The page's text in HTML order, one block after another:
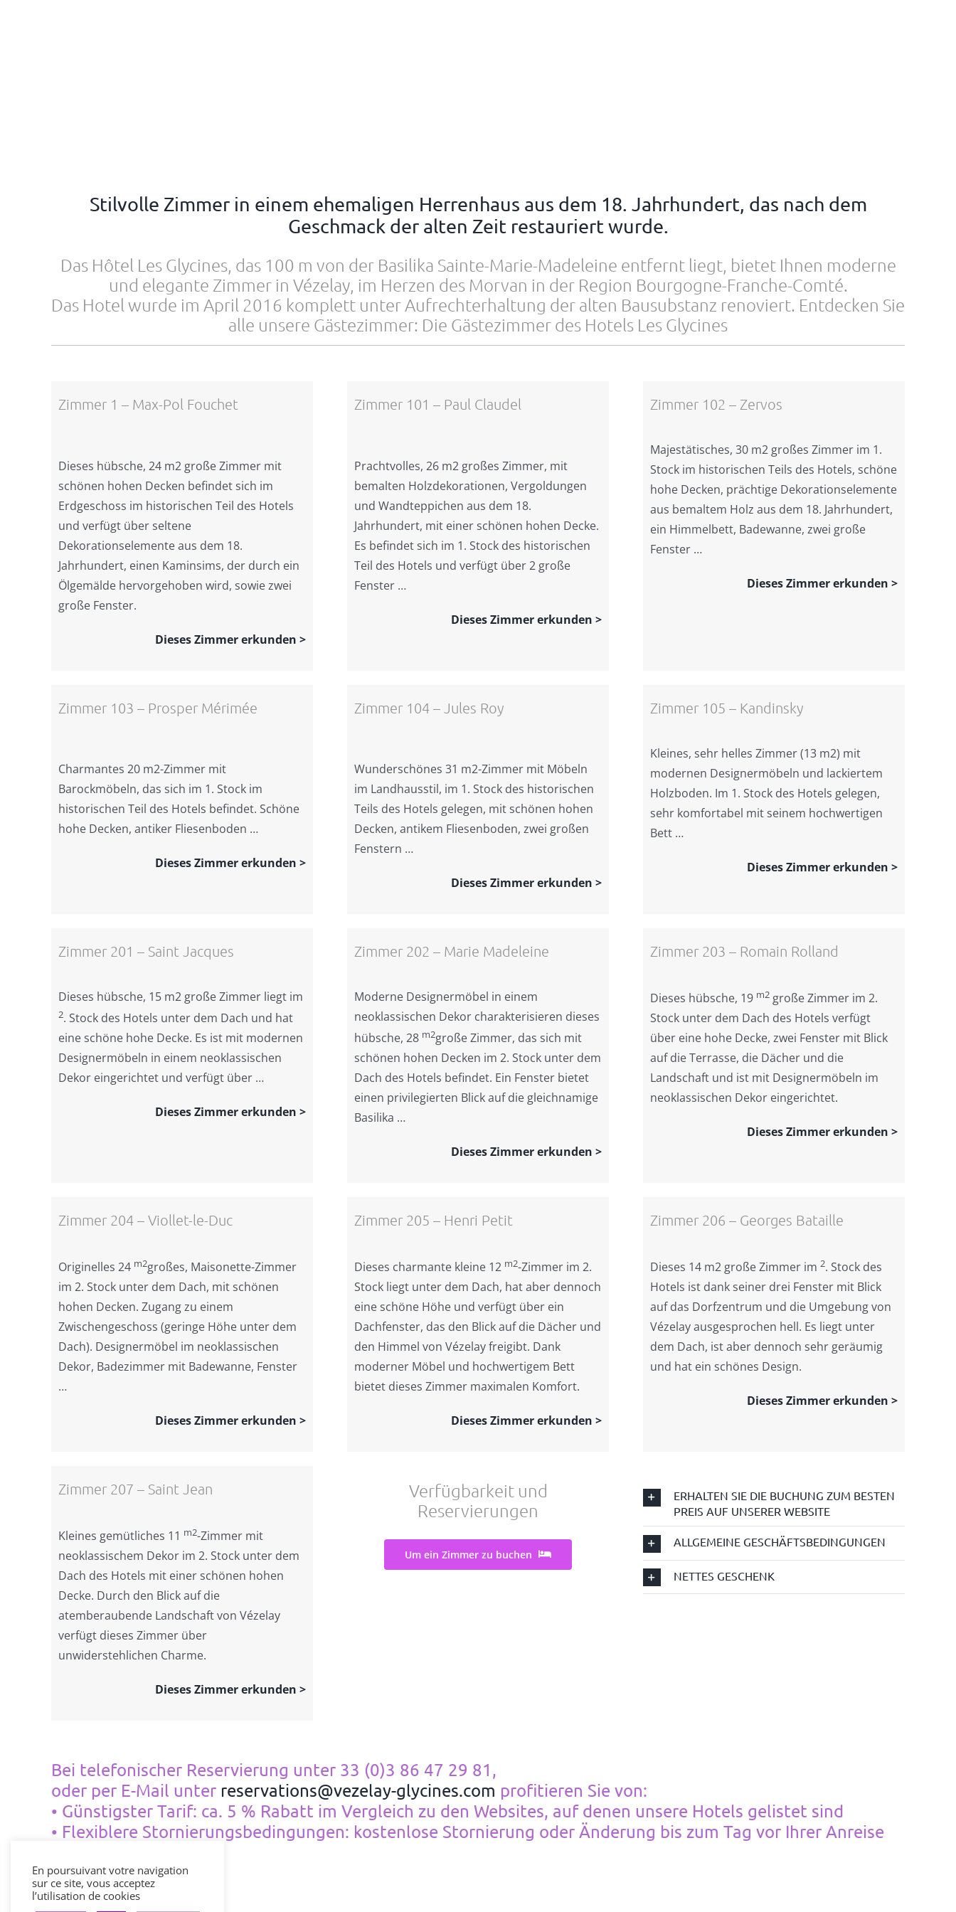
Stilvolle Zimmer in einem ehemaligen Herrenhaus aus dem 18. Jahrhundert, das nach dem
Geschmack der alten Zeit restauriert wurde.
Das Hôtel Les Glycines, das 100 m von der Basilika Sainte-Marie-Madeleine entfernt liegt, bietet Ihnen moderne
und elegante Zimmer in Vézelay, im Herzen des Morvan in der Region Bourgogne-Franche-Comté.
Das Hotel wurde im April 2016 komplett unter Aufrechterhaltung der alten Bausubstanz renoviert. Entdecken Sie
alle unsere Gästezimmer: Die Gästezimmer des Hotels Les Glycines
Zimmer 1 – Max-Pol Fouchet
Dieses hübsche, 24 m2 große Zimmer mit
schönen hohen Decken befindet sich im
Erdgeschoss im historischen Teil des Hotels
und verfügt über seltene
Dekorationselemente aus dem 18.
Jahrhundert, einen Kaminsims, der durch ein
Ölgemälde hervorgehoben wird, sowie zwei
große Fenster.
Dieses Zimmer erkunden >
Zimmer 101 – Paul Claudel
Prachtvolles, 26 m2 großes Zimmer, mit
bemalten Holzdekorationen, Vergoldungen
und Wandteppichen aus dem 18.
Jahrhundert, mit einer schönen hohen Decke.
Es befindet sich im 1. Stock des historischen
Teil des Hotels und verfügt über 2 große
Fenster …
Dieses Zimmer erkunden >
Zimmer 102 – Zervos
Majestätisches, 30 m2 großes Zimmer im 1.
Stock im historischen Teils des Hotels, schöne
hohe Decken, prächtige Dekorationselemente
aus bemaltem Holz aus dem 18. Jahrhundert,
ein Himmelbett, Badewanne, zwei große
Fenster …
Dieses Zimmer erkunden >
Zimmer 103 – Prosper Mérimée
Charmantes 20 m2-Zimmer mit
Barockmöbeln, das sich im 1. Stock im
historischen Teil des Hotels befindet. Schöne
hohe Decken, antiker Fliesenboden …
Dieses Zimmer erkunden >
Zimmer 104 – Jules Roy
Wunderschönes 31 m2-Zimmer mit Möbeln
im Landhausstil, im 1. Stock des historischen
Teils des Hotels gelegen, mit schönen hohen
Decken, antikem Fliesenboden, zwei großen
Fenstern …
Dieses Zimmer erkunden >
Zimmer 105 – Kandinsky
Kleines, sehr helles Zimmer (13 m2) mit
modernen Designermöbeln und lackiertem
Holzboden. Im 1. Stock des Hotels gelegen,
sehr komfortabel mit seinem hochwertigen
Bett …
Dieses Zimmer erkunden >
Zimmer 201 – Saint Jacques
Dieses hübsche, 15 m2 große Zimmer liegt im
2. Stock des Hotels unter dem Dach und hat
eine schöne hohe Decke. Es ist mit modernen
Designermöbeln in einem neoklassischen
Dekor eingerichtet und verfügt über …
Dieses Zimmer erkunden >
Zimmer 202 – Marie Madeleine
Moderne Designermöbel in einem
neoklassischen Dekor charakterisieren dieses
hübsche, 28 m2große Zimmer, das sich mit
schönen hohen Decken im 2. Stock unter dem
Dach des Hotels befindet. Ein Fenster bietet
einen privilegierten Blick auf die gleichnamige
Basilika …
Dieses Zimmer erkunden >
Zimmer 203 – Romain Rolland
Dieses hübsche, 19 m2große Zimmer im 2.
Stock unter dem Dach des Hotels verfügt
über eine hohe Decke, zwei Fenster mit Blick
auf die Terrasse, die Dächer und die
Landschaft und ist mit Designermöbeln im
neoklassischen Dekor eingerichtet.
Dieses Zimmer erkunden >
Zimmer 204 – Viollet-le-Duc
Originelles 24 m2großes, Maisonette-Zimmer
im 2. Stock unter dem Dach, mit schönen
hohen Decken. Zugang zu einem
Zwischengeschoss (geringe Höhe unter dem
Dach). Designermöbel im neoklassischen
Dekor, Badezimmer mit Badewanne, Fenster
…
Dieses Zimmer erkunden >
Zimmer 205 – Henri Petit
Dieses charmante kleine 12 m2-Zimmer im 2.
Stock liegt unter dem Dach, hat aber dennoch
eine schöne Höhe und verfügt über ein
Dachfenster, das den Blick auf die Dächer und
den Himmel von Vézelay freigibt. Dank
moderner Möbel und hochwertigem Bett
bietet dieses Zimmer maximalen Komfort.
Dieses Zimmer erkunden >
Zimmer 206 – Georges Bataille
Dieses 14 m2 große Zimmer im 2. Stock des
Hotels ist dank seiner drei Fenster mit Blick
auf das Dorfzentrum und die Umgebung von
Vézelay ausgesprochen hell. Es liegt unter
dem Dach, ist aber dennoch sehr geräumig
und hat ein schönes Design.
Dieses Zimmer erkunden >
Zimmer 207 – Saint Jean
Kleines gemütliches 11 m2-Zimmer mit
neoklassischem Dekor im 2. Stock unter dem
Dach des Hotels mit einer schönen hohen
Decke. Durch den Blick auf die
atemberaubende Landschaft von Vézelay
verfügt dieses Zimmer über
unwiderstehlichen Charme.
Dieses Zimmer erkunden >
Verfügbarkeit und
Reservierungen
Um ein Zimmer zu buchen
ERHALTEN SIE DIE BUCHUNG ZUM BESTEN
PREIS AUF UNSERER WEBSITE
ALLGEMEINE GESCHÄFTSBEDINGUNGEN
NETTES GESCHENK
Bei telefonischer Reservierung unter 33 (0)3 86 47 29 81,
oder per E-Mail unter reservations@vezelay-glycines.com profitieren Sie von:
• Günstigster Tarif: ca. 5 % Rabatt im Vergleich zu den Websites, auf denen unsere Hotels gelistet sind
• Flexiblere Stornierungsbedingungen: kostenlose Stornierung oder Änderung bis zum Tag vor Ihrer Anreise
En poursuivant votre navigation
sur ce site, vous acceptez
l’utilisation de cookies